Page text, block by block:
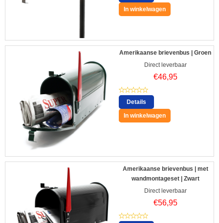
In winkelwagen
Amerikaanse brievenbus | Groen
Direct leverbaar
€46,95
Details
In winkelwagen
Amerikaanse brievenbus | met
wandmontageset | Zwart
Direct leverbaar
€56,95